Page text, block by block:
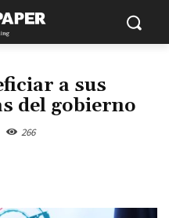
a sus
del gobierno
266